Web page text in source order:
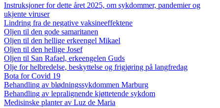
Instruksjoner for dette året 2025, om sykdommer, pandemier og
ukjente viruser
Lindring fra de negative vaksineeffektene
Oljen til den gode samaritanen
Oljen til den hellige erkeengel Mikael
Oljen til den hellige Josef
Oljen til San Rafael, erkeengelen Guds
Olje for helbredelse, beskyttelse og frigjøring på langfredag
Bota for Covid 19
Behandling av blødningssykdommen Marburg
Behandling av lepralignende kjøttetende sykdom
Medisinske planter av Luz de Maria